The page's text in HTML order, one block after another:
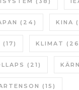
(24) KINA
(17) KLIMAT
(21)
(15)